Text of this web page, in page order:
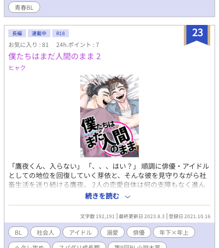
っかけに、二人は恋人同士という関係になる。 たまに意地悪で、
だけど優しい青葉。それでも「先輩が本気なわけない」とコーヨ
る、というのは周りに秘密にすること」 いつ別れがきてもいいよ
うに。そう覚悟していたコーヨーに対して、青葉はまるでコーヨ
ーを特別扱いするかのようなことばかりする。おかげさまでコー
ヨーはときめきと緊張が鳴りやまず、毎日のように心臓の残機が
危ない状態になっている。一体、先輩はなにを考えているんだ？
● 片思いこじれすぎて、攻めの気持ちをまるで信じられない受け
と、そんな受けを笑顔と言葉で無自覚（たぶん）翻弄して甘やか
したい攻め。 「このやろおおおお」とずるさに叫びたくなるよう
な攻めを書きたかった。 ● 固定CPハピエン厨によるハッピーエ
ンドのための物語。 基本週一更新 Rシーンは 4章 犬槐（マーキ
ア）の後半からはいってます。 /短編『何色 ――あなたの前で、
ぼくはただの後輩にすぎない』連載版 /アルファポリス同時掲載
（R15版カクヨム、ノベプラ掲載） /BGM『flos』R Sound
青春BL
23
長編 連載中 R18
お気に入り : 81 24h.ポイント : 7
僕たちはまだ人間のまま 2
ヒャク
「鷹夜くん、入らない」 「、、、はい？」 順調に俳優・アイドル
としての地位を回復していく芽依と、そんな彼を見守りながら社
畜生活を送り続ける鷹夜。 2人の恋愛自体は何の支障もなく進ん
でいた。 と、思いきや、芽依の"アレ"がどうにも鷹夜の"そこ"に
入らない、、？？？ 夜の営みに関して大問題が発生している2人
の周りで次々と他の問題も発生し始め、大パニックへと落ちて行
く。 連絡が取れなくなっていた荘次郎の身に危険が迫り、芽依の
目の前にかつての相棒が姿を現す。 そしてとうとう鷹夜の堪忍袋
の緒がブチ切れる瞬間が来てしまい、、、 「僕たちはまだ人間の
続きを読む
文字数 192,191 最終更新日 2023.8.3 登録日 2021.10.16
BL 社会人 アイドル 溺愛 俳優
年下×年上